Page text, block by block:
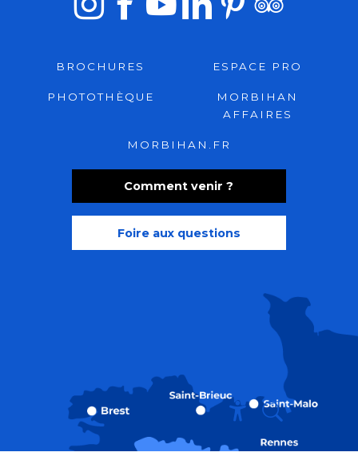
Comment venir ?
Foire aux questions
BROCHURES ESPACE PRO
PHOTOTHÈQUE
MORBIHAN
AFFAIRES
MORBIHAN.FR